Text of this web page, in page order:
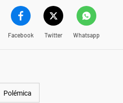
Facebook Twitter Whatsapp
Polémica